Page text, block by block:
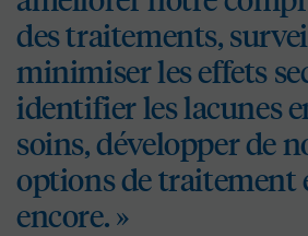
des traitements,
minimiser les effets
identifier les lacunes
soins, développer de
options de traitement
encore. »